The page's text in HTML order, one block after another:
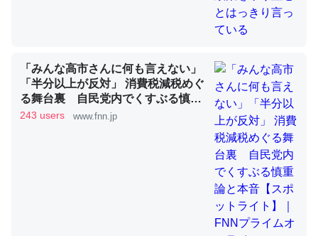
─ニュース :: 【研究発表】昆虫学の大問題＝「昆虫はなぜ海にいな
これを元に考えるとカルシウムを大量に使う脊椎動物と貝
類は苦労してるんだな…。腹足類だと殻を無くしてナメク
─ニュース :: 【研究発表】昆虫学の大問題＝「昆虫はなぜ海にいな
「みんな高市さんに何も言えない」
「半分以上が反対」 消費税減税めぐ
る舞台裏 自民党内でくすぶる慎重
論と本音【スポットライト】｜FNN
243 users www.fnn.jp